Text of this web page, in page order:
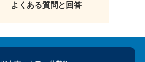
よくある質問と回答